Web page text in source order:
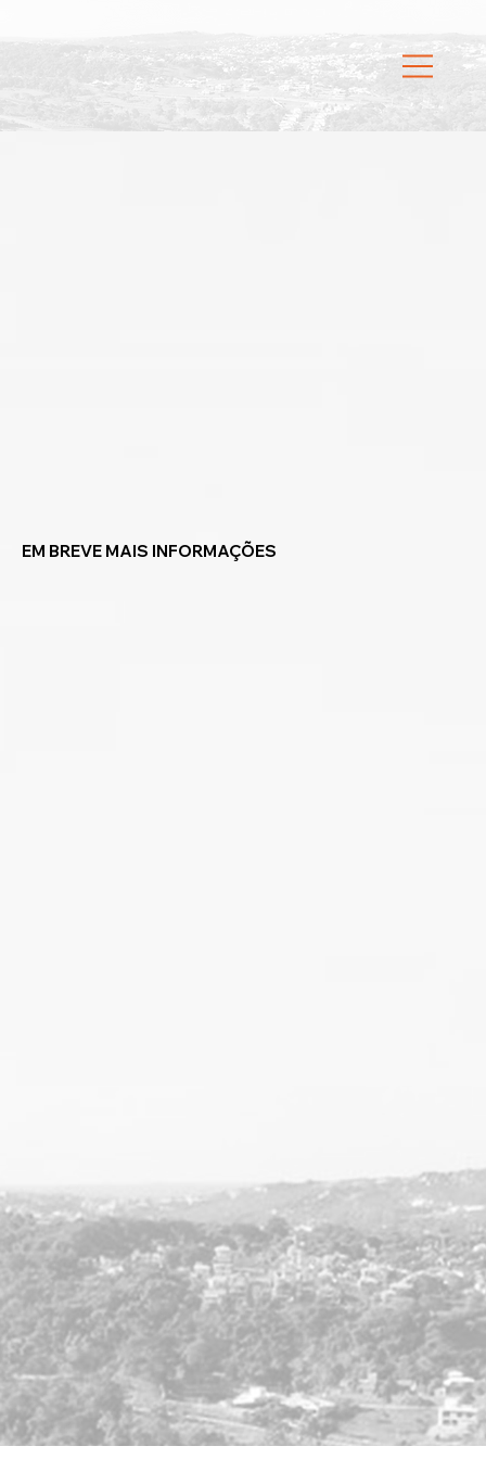
EM BREVE MAIS INFORMAÇÕES